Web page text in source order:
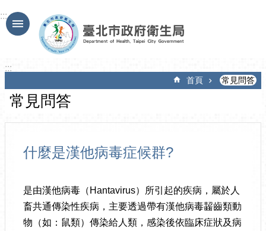
跳到主要內容區塊
:::
:::
首頁 常見問答
常見問答
什麼是漢他病毒症候群?
是由漢他病毒（Hantavirus）所引起的疾病，屬於人
畜共通傳染性疾病，主要透過帶有漢他病毒齧齒類動
物（如：鼠類）傳染給人類，感染後依臨床症狀及病